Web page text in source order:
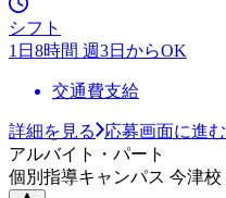
シフト
1日8時間 週3日からOK
交通費支給
詳細を見る
応募画面に進む
アルバイト・パート
個別指導キャンパス 今津校